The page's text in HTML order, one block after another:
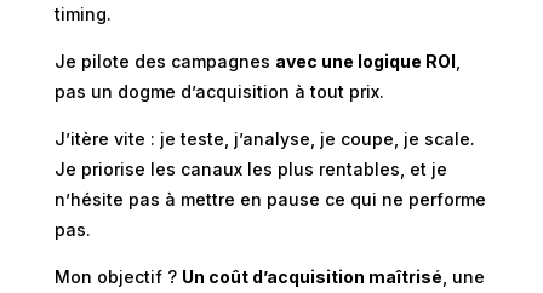
timing.
Je pilote des campagnes avec une logique ROI
pas un dogme d’acquisition à tout prix.
J’itère vite : je teste, j’analyse, je coupe, je scale.
Je priorise les canaux les plus rentables, et je
n’hésite pas à mettre en pause ce qui ne performe
pas.
Mon objectif ? Un coût d’acquisition maîtrisé , une